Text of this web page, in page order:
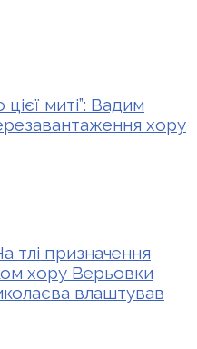
миті”: Вадим
хору
тлі призначення
хору Верьовки
влаштував